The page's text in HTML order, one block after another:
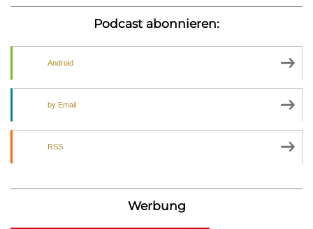
Podcast abonnieren:
Android
by Email
RSS
Werbung